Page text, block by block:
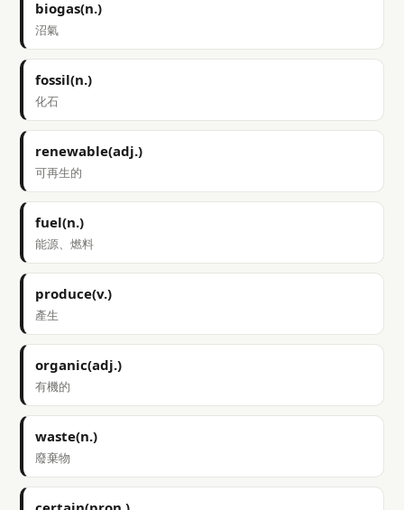
biogas(n.)
沼氣
fossil(n.)
化石
renewable(adj.)
可再生的
fuel(n.)
能源、燃料
produce(v.)
產生
organic(adj.)
有機的
waste(n.)
廢棄物